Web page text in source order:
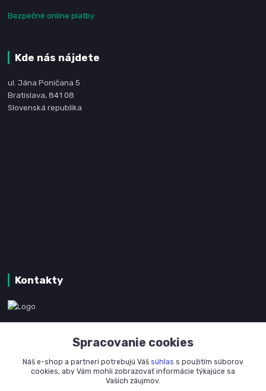
Bezpečné online platby
Kde nás nájdete
ul. Jána Poničana 5
Bratislava, 841 08
Slovenská republika
Kontakty
+421 905 327 801
(Po-Pia, 8-16 hod.)
Spracovanie cookies
Náš e-shop a partneri potrebujú Váš súhlas s použitím súborov
cookies, aby Vám mohli zobrazovať informácie týkajúce sa
Vašich záujmov.